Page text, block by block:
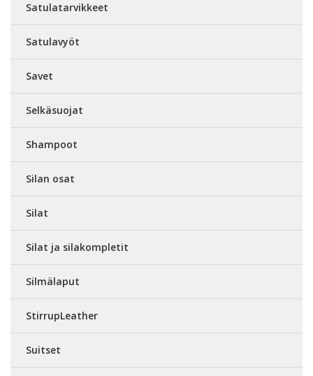
Satulatarvikkeet
Satulavyöt
Savet
Selkäsuojat
Shampoot
Silan osat
Silat
Silat ja silakompletit
Silmälaput
StirrupLeather
Suitset